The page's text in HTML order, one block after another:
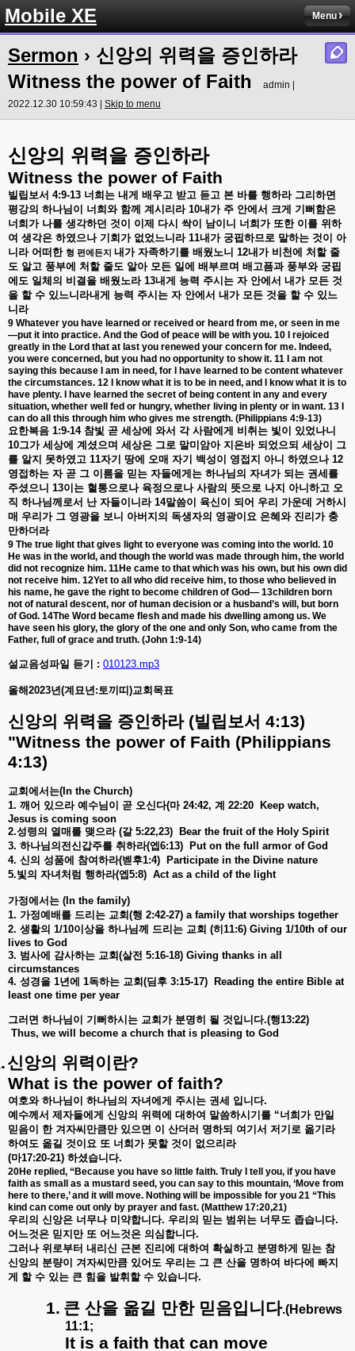
Mobile XE Menu
Sermon › 신앙의 위력을 증인하라
Witness the power of Faith
admin |
2022.12.30 10:59:43 | Skip to menu
신앙의 위력을 증인하라
Witness the power of Faith
빌립보서 4:9-13 너희는 내게 배우고 받고 듣고 본 바를 행하라 그리하면
평강의 하나님이 너희와 함께 계시리라10내가 주 안에서 크게 기뻐함은
너희가 나를 생각하던 것이 이제 다시 싹이 남이니 너희가 또한 이를 위하
여 생각은 하였으나 기회가 없었느니라 11내가 궁핍하므로 말하는 것이
아
니라 어떠한 형 편에든지 내가 자족하기를 배웠노니 12내가 비천에 처할 줄
도 알고 풍부에 처할 줄도 알아 모든 일에 배부르며 배고픔과 풍부와 궁핍
에도 일체의 비결을 배웠노라13내게 능력 주시는 자 안에서 내가 모든 것
을 할 수 있느니라내게 능력 주시는 자 안에서 내가 모든 것을 할 수 있느
니라
9 Whatever you have learned or received or heard from me, or seen in me
—put it into practice. And the God of peace will be with you. 10 I rejoiced
greatly in the Lord that at last you renewed your concern for me. Indeed,
you were concerned, but you had no opportunity to show it. 11 I am not
saying this because I am in need, for I have learned to be content whatever
the circumstances. 12 I know what it is to be in need, and I know what it is to
have plenty. I have learned the secret of being content in any and every
situation, whether well fed or hungry, whether living in plenty or in want. 13 I
can do all this through him who gives me strength. (Philippians 4:9-13)
요한복음 1:9-14 참빛 곧 세상에 와서 각 사람에게 비취는 빛이
있었나니
10그가 세상에 계셨으며 세상은 그로 말미암아 지은바 되었으되 세상이
그
를 알지 못하였고 11자기 땅에 오매 자기 백성이 영접지 아니 하였으나12
영접하는 자 곧 그 이름을 믿는 자들에게는 하나님의 자녀가 되는 권세를
주셨으니 13이는 혈통으로나 육정으로나 사람의 뜻으로 나지 아니하고 오
직 하나님께로서 난 자들이니라14말씀이 육신이 되어 우리 가운데
거하시
매 우리가 그 영광을 보니 아버지의 독생자의 영광이요 은혜와 진리가 충
만하더라
9 The true light that gives light to everyone was coming into the world. 10
He was in the world, and though the world was made through him, the world
did not recognize him. 11He came to that which was his own, but his own did
not receive him. 12Yet to all who did receive him, to those who believed in
his name, he gave the right to become children of God— 13children born
not of natural descent, nor of human decision or a husband’s will, but born
of God. 14The Word became flesh and made his dwelling among us. We
have seen his glory, the glory of the one and only Son, who came from the
Father, full of grace and truth. (John 1:9-14)
설교음성파일 듣기 : 010123.mp3
올해2023년(계묘년:토끼띠 )교회목표
신앙의 위력을 증인하라(빌립보서 4:13)
"Witness the power of Faith (Philippians
4:13)
교회에서는(In the Church)
1. 깨어 있으라 예수님이 곧 오신다(마24:42, 계 22:20
Keep watch,
Jesus is coming soon
2.성령의 열매를 맺으라(갈5:22,23)
Bear the fruit of the Holy Spirit
3. 하나님의전신갑주를 취하라(엡6:13)
Put on the full armor of God
4. 신의 성품에 참여하라(벧후1:4)
Participate in the Divine nature
5.빛의 자녀처럼 행하라(엡5:8) Act as a child of the light
가정에서는 (In the family)
1. 가정예배를 드리는 교회 (행 2:42-27) a family that worships together
2. 생활의 1/10이상을 하나님께 드리는 교회 (히 11:6) Giving 1/10th of our
lives to God
3. 범사에 감사하는 교회 (살전 5:16-18) Giving thanks in all
circumstances
4. 성경을 1년에 1독하는 교회 (딤후 3:15-17)
Reading the entire Bible at
least one time per year
그러면 하나님이 기뻐하시는 교회가 분명히 될 것입니다.(행13:22)
Thus, we will become a church that is pleasing to God
신앙의 위력이란?
What is the power of faith?
여호와 하나님이 하나님의 자녀에게 주시는 권세 입니다.
예수께서 제자들에게 신앙의 위력에 대하여 말씀하시기를 “너희가 만일
믿음이
한 겨자씨만큼만 있으면 이 산더러 명하되 여기서 저기로 옮기라
하여도 옮길 것이요 또 너희가 못할 것이
없으리라
(마17:20-21) 하셨습니다.
20He replied, “Because you have so little faith. Truly I tell you, if you have
faith as small as a mustard seed, you can say to this mountain, ‘Move from
here to there,’ and it will move. Nothing will be impossible for you 21 “This
kind can come out only by prayer and fast. (Matthew 17:20,21)
우리의 신앙은 너무나 미약합니다. 우리의 믿는 범위는 너무도 좁습니다.
어느것은 믿지만 또 어느것은 의심합니다.
그러나 위로부터 내리신 근본 진리에 대하여 확실하고 분명하게 믿는 참
신앙의 분량이 겨자씨만큼 있어도 우리는 그 큰 산을 명하여 바다에 빠지
게 할 수 있는 큰 힘을 발휘할 수 있습니다.
1. 큰 산을 옮길 만한 믿음입니다.(Hebrews
11:1;
It is a faith that can move